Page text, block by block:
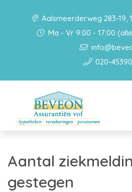
Aalsmeerderweg 283-19,
Ma - Vr 9:00 - 17:00
020-
Aantal
gestegen